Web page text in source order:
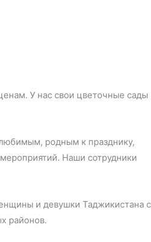
У нас свои цветочные сады
родным к празднику,
Наши сотрудники
и девушки Таджикистана с
районов.